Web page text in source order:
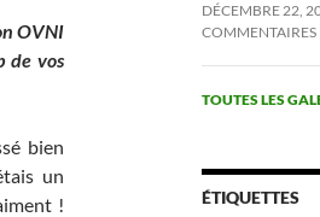
OVNI
de vos
bien
un
!
DÉCEMBRE 22,
COMMENTAIRES
TOUTES LES
ÉTIQUETTES